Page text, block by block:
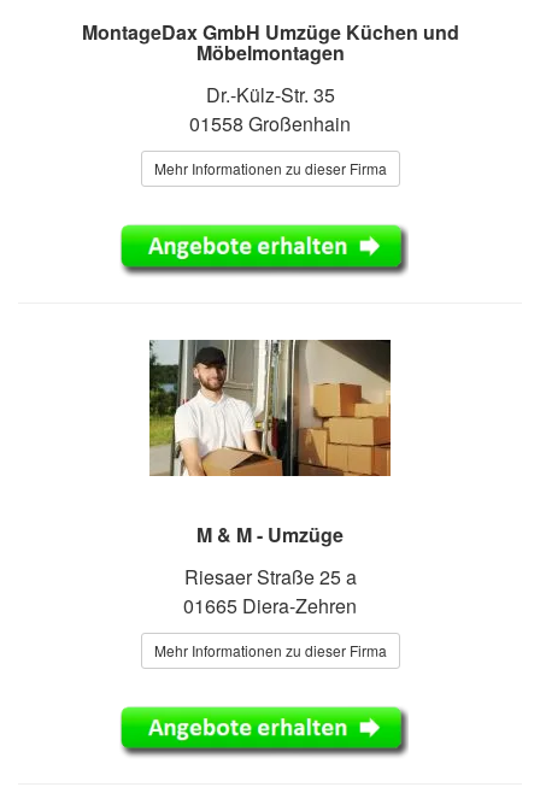
MontageDax GmbH Umzüge Küchen und
Möbelmontagen
Dr.-Külz-Str. 35
01558 Großenhain
Mehr Informationen zu dieser Firma
M & M - Umzüge
Riesaer Straße 25 a
01665 Diera-Zehren
Mehr Informationen zu dieser Firma